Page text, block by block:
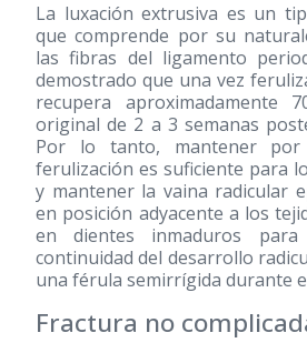
La luxación extrusiva es un
que comprende por su
las fibras del ligamento
demostrado que una vez
recupera aproximadamente
original de 2 a 3 semanas
Por lo tanto, mantener por
ferulización es suficiente para
y mantener la vaina radicular
en posición adyacente a los
en dientes inmaduros
continuidad del desarrollo
una férula semirrígida durante
Fractura no